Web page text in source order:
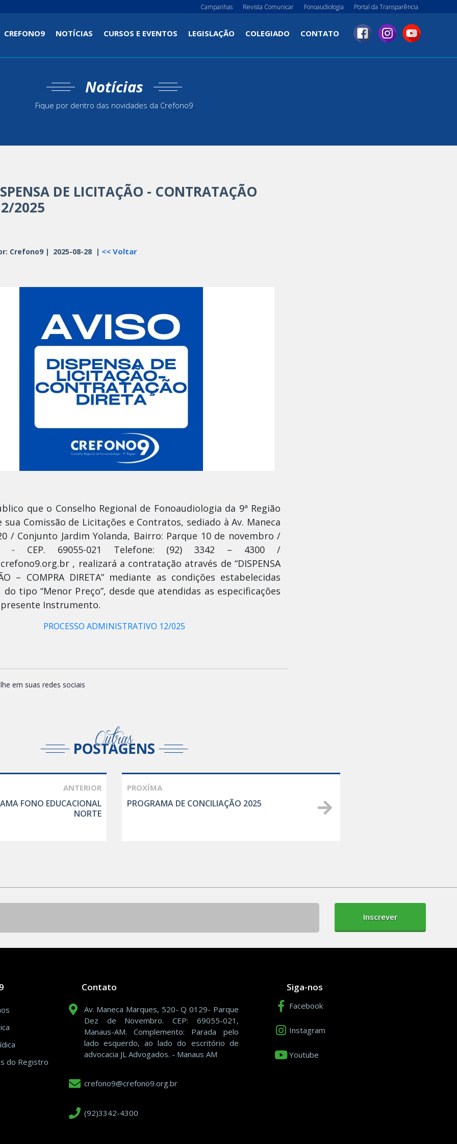
Portal da Transparência
Fonoaudiologia
Revista Comunicar
Campanhas
CREFONO9 NOTÍCIAS CURSOS E EVENTOS LEGISLAÇÃO COLEGIADO CONTATO
Notícias
Fique por dentro das novidades da Crefono9
DE LICITAÇÃO - CONTRATAÇÃO
2025
Crefono9 | 2025-08-28 | << Voltar
que o Conselho Regional de Fonoaudiologia da 9ª Região
Comissão de Licitações e Contratos, sediado à Av. Maneca
/ Conjunto Jardim Yolanda, Bairro: Parque 10 de novembro /
- CEP. 69055-021 Telefone: (92) 3342 – 4300 /
, realizará a contratação através de “DISPENSA
– COMPRA DIRETA” mediante as condições estabelecidas
do tipo “Menor Preço”, desde que atendidas as especificações
Instrumento.
PROCESSO ADMINISTRATIVO 12/025
em suas redes sociais
ANTERIOR
FONO EDUCACIONAL
NORTE
PROXÍMA
PROGRAMA DE CONCILIAÇÃO 2025
Inscrever
do Registro
Contato
Av. Maneca Marques, 520- Q 0129- Parque
Dez de Novembro. CEP: 69055-021,
Manaus-AM. Complemento: Parada pelo
lado esquerdo, ao lado do escritório de
advocacia JL Advogados. - Manaus AM
crefono9@crefono9.org.br
(92)3342-4300
Siga-nos
Facebook
Instagram
Youtube